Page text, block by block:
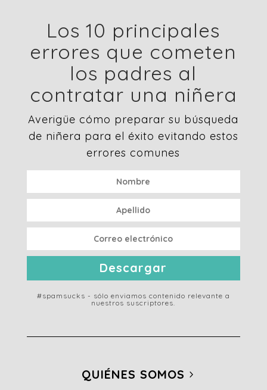
Los 10 principales
errores que cometen
los padres al
contratar una niñera
Averigüe cómo preparar su búsqueda
de niñera para el éxito evitando estos
errores comunes
Descargar
#spamsucks - sólo enviamos contenido relevante a
nuestros suscriptores.
QUIÉNES SOMOS